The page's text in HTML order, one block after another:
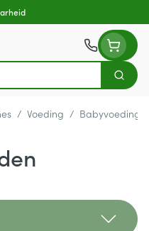
Zoek
/ Voeding / Babyvoeding